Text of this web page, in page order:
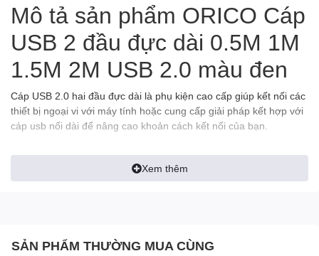
Mô tả sản phẩm ORICO Cáp
USB 2 đầu đực dài 0.5M 1M
1.5M 2M USB 2.0 màu đen
Cáp USB 2.0 hai đầu đực dài là phụ kiện cao cấp giúp kết nối các
thiết bị ngoại vi với máy tính hoặc cung cấp giải pháp kết hợp với
cáp usb nối dài để nâng cao khoản cách kết nối của bạn.
Cáp USB 2.0 Male to Male được sản xuất bằng các chất liệu cao
không sợ oxy hóa hay hoen rỉ trong quá trình sử dụng lâu dài.
Xem thêm
SẢN PHẨM THƯỜNG MUA CÙNG